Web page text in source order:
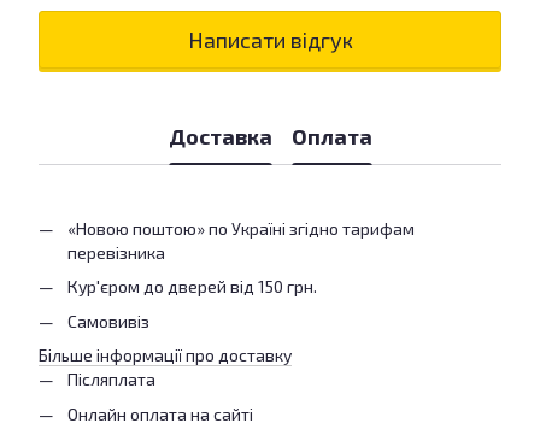
Написати відгук
Доставка Оплата
«Новою поштою» по Україні згідно тарифам
перевізника
Кур'єром до дверей від 150 грн.
Самовивіз
Більше інформації про доставку
Післяплата
Онлайн оплата на сайті